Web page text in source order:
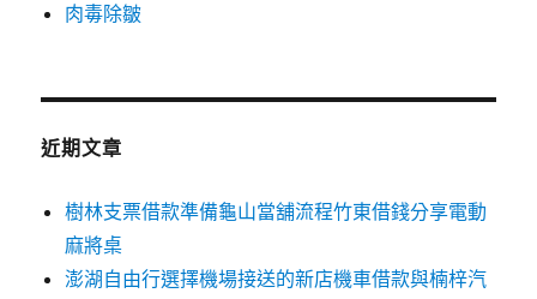
肉毒除皺
近期文章
樹林支票借款準備龜山當舖流程竹東借錢分享電動
麻將桌
澎湖自由行選擇機場接送的新店機車借款與楠梓汽